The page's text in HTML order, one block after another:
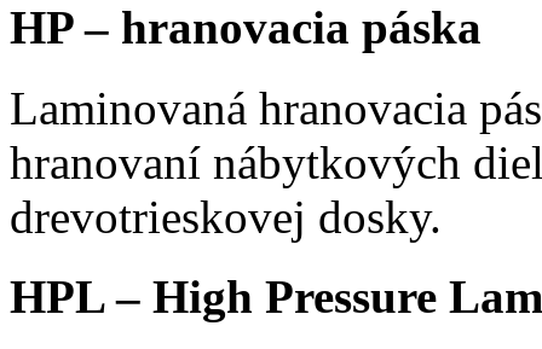
HP – hranovacia páska
Laminovaná hranovacia
hranovaní nábytkových
drevotrieskovej dosky.
HPL – High Pressure